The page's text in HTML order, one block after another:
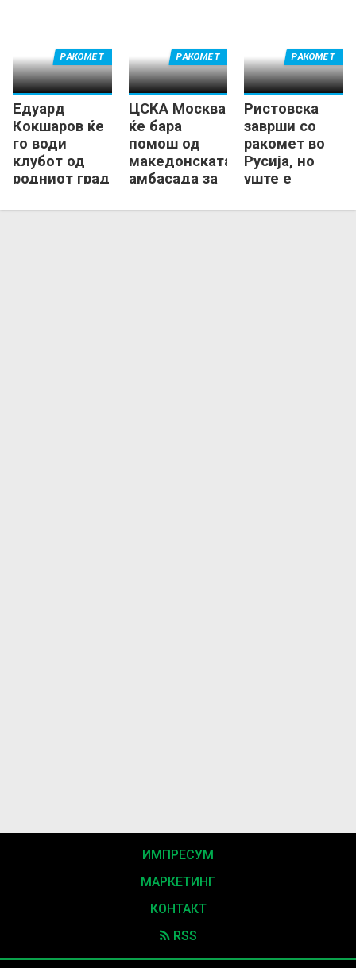
Едуард
Кокшаров ќе
го води
клубот од
родниот град
Самсоненко
РАКОМЕТ
ЦСКА Москва
ќе бара
помош од
македонската
амбасада за
РАКОМЕТ
Ристовска
заврши со
ракомет во
Русија, но
уште е
во Москва
РАКОМЕТ
ИМПРЕСУМ
МАРКЕТИНГ
КОНТАКТ
RSS